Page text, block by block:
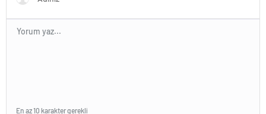
En az 10 karakter gerekli